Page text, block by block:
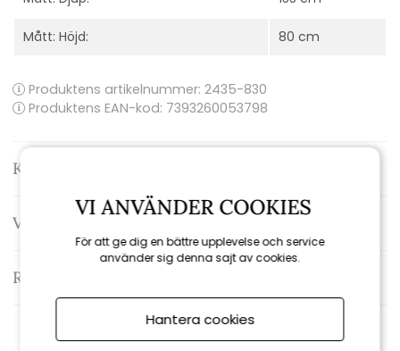
Mått: Höjd: 80 cm
Produktens artikelnummer: 2435-830
Produktens EAN-kod: 7393260053798
Kontakta oss
Varumärke: Brafab
Recensioner
VI ANVÄNDER COOKIES
För att ge dig en bättre upplevelse och service
använder sig denna sajt av cookies.
Hantera cookies